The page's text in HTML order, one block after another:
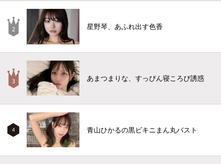
星野琴、あふれ出す色香
あまつまりな、すっぴん寝ころび誘惑
4 青山ひかるの黒ビキニまん丸バスト